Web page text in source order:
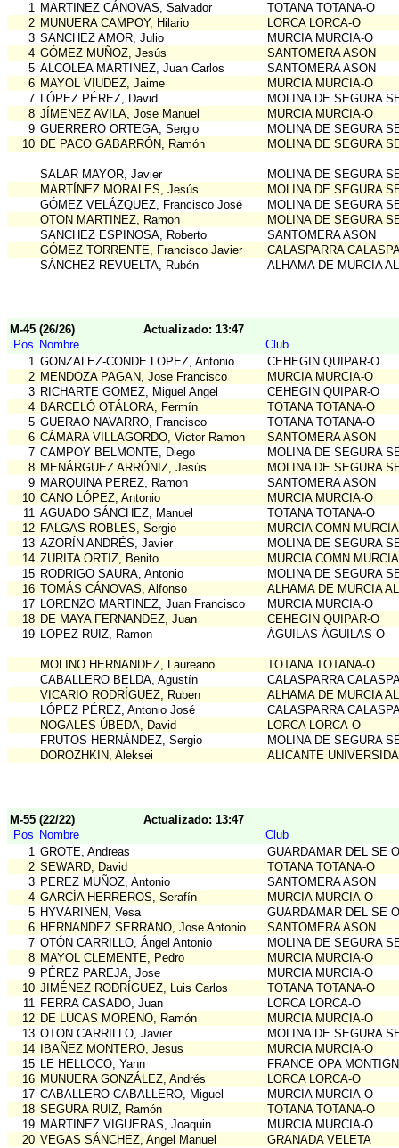
1 MARTINEZ CÁNOVAS, Salvador
TOTANA TOTANA-O
2 MUNUERA CAMPOY, Hilario
LORCA LORCA-O
3 SANCHEZ AMOR, Julio
MURCIA MURCIA-O
4 GÓMEZ MUÑOZ, Jesús
SANTOMERA ASON
5 ALCOLEA MARTINEZ, Juan Carlos
SANTOMERA ASON
6 MAYOL VIUDEZ, Jaime
MURCIA MURCIA-O
7 LÓPEZ PÉREZ, David
MOLINA DE SEGURA
8 JÍMENEZ AVILA, Jose Manuel
MURCIA MURCIA-O
9 GUERRERO ORTEGA, Sergio
MOLINA DE SEGURA
10 DE PACO GABARRÓN, Ramón MOLINA DE SEGURA
SALAR MAYOR, Javier
MOLINA DE SEGURA
MARTÍNEZ MORALES, Jesús
MOLINA DE SEGURA
GÓMEZ VELÁZQUEZ, Francisco José
MOLINA DE SEGURA
OTON MARTINEZ, Ramon
MOLINA DE SEGURA
SANCHEZ ESPINOSA, Roberto
SANTOMERA ASON
GÓMEZ TORRENTE, Francisco Javier
CALASPARRA
SÁNCHEZ REVUELTA, Rubén
ALHAMA DE MURCIA
M-45 (26/26)
Actualizado: 13:47
Pos Nombre
Club
1 GONZALEZ-CONDE LOPEZ, Antonio
CEHEGIN QUIPAR-O
2 MENDOZA PAGAN, Jose Francisco
MURCIA MURCIA-O
3 RICHARTE GOMEZ, Miguel Angel
CEHEGIN QUIPAR-O
4 BARCELÓ OTÁLORA, Fermín
TOTANA TOTANA-O
5 GUERAO NAVARRO, Francisco
TOTANA TOTANA-O
6 CÁMARA VILLAGORDO, Victor Ramon
SANTOMERA ASON
7 CAMPOY BELMONTE, Diego
MOLINA DE SEGURA
8 MENÁRGUEZ ARRÓNIZ, Jesús
MOLINA DE SEGURA
9 MARQUINA PEREZ, Ramon
SANTOMERA ASON
10 CANO LÓPEZ, Antonio
MURCIA MURCIA-O
11 AGUADO SÁNCHEZ, Manuel
TOTANA TOTANA-O
12 FALGAS ROBLES, Sergio
MURCIA COMN MURCIA
13 AZORÍN ANDRÉS, Javier
MOLINA DE SEGURA
14 ZURITA ORTIZ, Benito
MURCIA COMN MURCIA
15 RODRIGO SAURA, Antonio
MOLINA DE SEGURA
16 TOMÁS CÁNOVAS, Alfonso
ALHAMA DE MURCIA
17 LORENZO MARTINEZ, Juan Francisco
MURCIA MURCIA-O
18 DE MAYA FERNANDEZ, Juan
CEHEGIN QUIPAR-O
19 LOPEZ RUIZ, Ramon ÁGUILAS ÁGUILAS-O
MOLINO HERNANDEZ, Laureano
TOTANA TOTANA-O
CABALLERO BELDA, Agustín
CALASPARRA
VICARIO RODRÍGUEZ, Ruben
ALHAMA DE MURCIA
LÓPEZ PÉREZ, Antonio José
CALASPARRA
NOGALES ÚBEDA, David
LORCA LORCA-O
FRUTOS HERNÁNDEZ, Sergio
MOLINA DE SEGURA
DOROZHKIN, Aleksei
ALICANTE
M-55 (22/22)
Actualizado: 13:47
Pos Nombre
Club
1 GROTE, Andreas
GUARDAMAR DEL SE
2 SEWARD, David
TOTANA TOTANA-O
3 PEREZ MUÑOZ, Antonio
SANTOMERA ASON
4 GARCÍA HERREROS, Serafín
MURCIA MURCIA-O
5 HYVÄRINEN, Vesa
GUARDAMAR DEL SE
6 HERNANDEZ SERRANO, Jose Antonio
SANTOMERA ASON
7 OTÓN CARRILLO, Ángel Antonio
MOLINA DE SEGURA
8 MAYOL CLEMENTE, Pedro
MURCIA MURCIA-O
9 PÉREZ PAREJA, Jose
MURCIA MURCIA-O
10 JIMÉNEZ RODRÍGUEZ, Luis Carlos
TOTANA TOTANA-O
11 FERRA CASADO, Juan
LORCA LORCA-O
12 DE LUCAS MORENO, Ramón
MURCIA MURCIA-O
13 OTON CARRILLO, Javier
MOLINA DE SEGURA
14
IBAÑEZ MONTERO, Jesus
MURCIA MURCIA-O
15 LE HELLOCO, Yann
FRANCE OPA
16 MUNUERA GONZÁLEZ, Andrés
LORCA LORCA-O
17 CABALLERO CABALLERO, Miguel
MURCIA MURCIA-O
18 SEGURA RUIZ, Ramón
TOTANA TOTANA-O
19 MARTINEZ VIGUERAS, Joaquin
MURCIA MURCIA-O
20 VEGAS SÁNCHEZ, Angel Manuel GRANADA VELETA